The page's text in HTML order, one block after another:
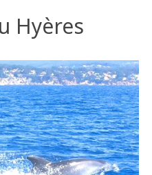
Hyères